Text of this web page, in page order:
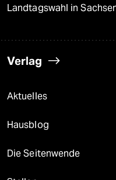
Landtagswahl in
Verlag
Aktuelles
Hausblog
Die Seitenwende